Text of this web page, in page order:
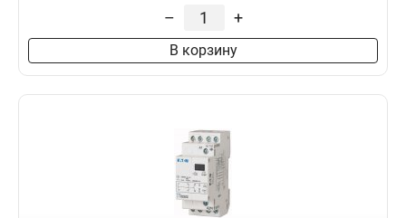
– +
В корзину